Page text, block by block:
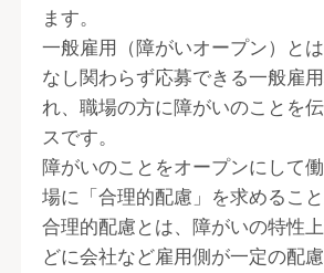
ます。
一般雇用（障がいオープン）と
なし関わらず応募できる一般雇
れ、職場の方に障がいのことを
スです。
障がいのことをオープンにして
場に「合理的配慮」を求めること
合理的配慮とは、障がいの特性
どに会社など雇用側が一定の配